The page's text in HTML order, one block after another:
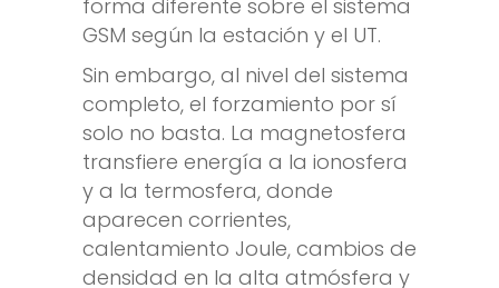
forma diferente sobre el sistema
GSM según la estación y el UT.
Sin embargo, al nivel del sistema
completo, el forzamiento por sí
solo no basta. La magnetosfera
transfiere energía a la ionosfera
y a la termosfera, donde
aparecen corrientes,
calentamiento Joule, cambios de
densidad en la alta atmósfera y